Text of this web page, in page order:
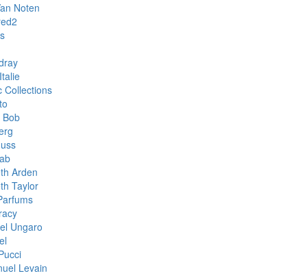
Noten
Collections
Bob
Arden
Taylor
Ungaro
Levain